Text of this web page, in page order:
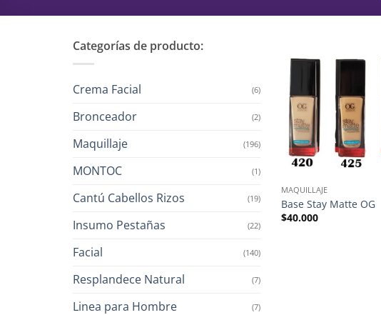
Categorías de producto:
Crema Facial (6)
Bronceador (2)
Maquillaje (196)
MONTOC (1)
Cantú Cabellos Rizos (19)
Insumo Pestañas (22)
Facial (140)
Resplandece Natural (7)
Linea para Hombre (7)
MAQUILLAJE
Base Stay Matte OG
$40.000